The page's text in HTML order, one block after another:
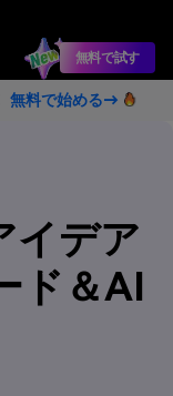
無料で試す
無料で始める→
イデア
ド＆AI